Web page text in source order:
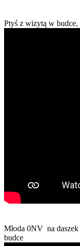
Ptyś z wizytą w
Młoda 0NV na daszek
budce